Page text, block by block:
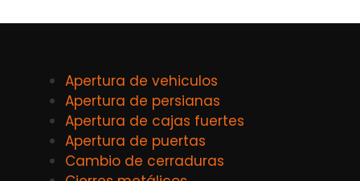
Apertura de vehiculos
Apertura de persianas
Apertura de cajas fuertes
Apertura de puertas
Cambio de cerraduras